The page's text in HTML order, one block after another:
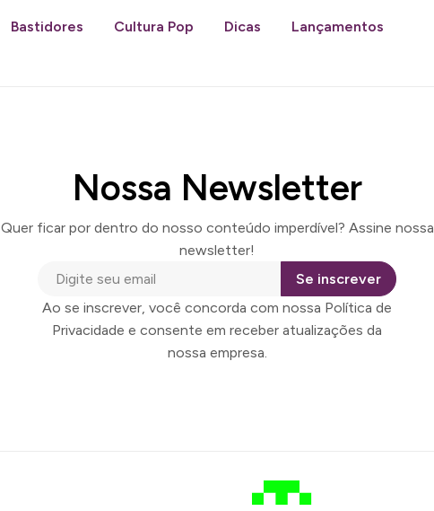
Bastidores Cultura Pop Dicas Lançamentos
Nossa Newsletter
Quer ficar por dentro do nosso conteúdo imperdível? Assine nossa
newsletter!
Se inscrever
Ao se inscrever, você concorda com nossa Política de
Privacidade e consente em receber atualizações da
nossa empresa.